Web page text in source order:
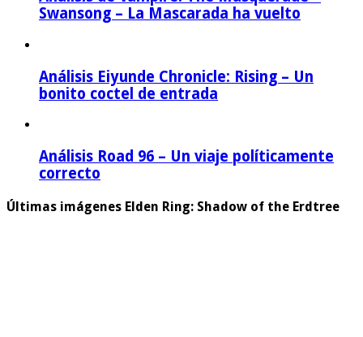
Swansong – La Mascarada ha vuelto
Análisis Eiyunde Chronicle: Rising – Un
bonito coctel de entrada
Análisis Road 96 – Un viaje políticamente
correcto
Últimas imágenes Elden Ring: Shadow of the Erdtree